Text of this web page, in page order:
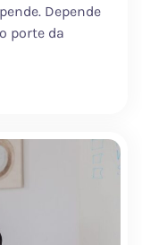
Depende
porte da